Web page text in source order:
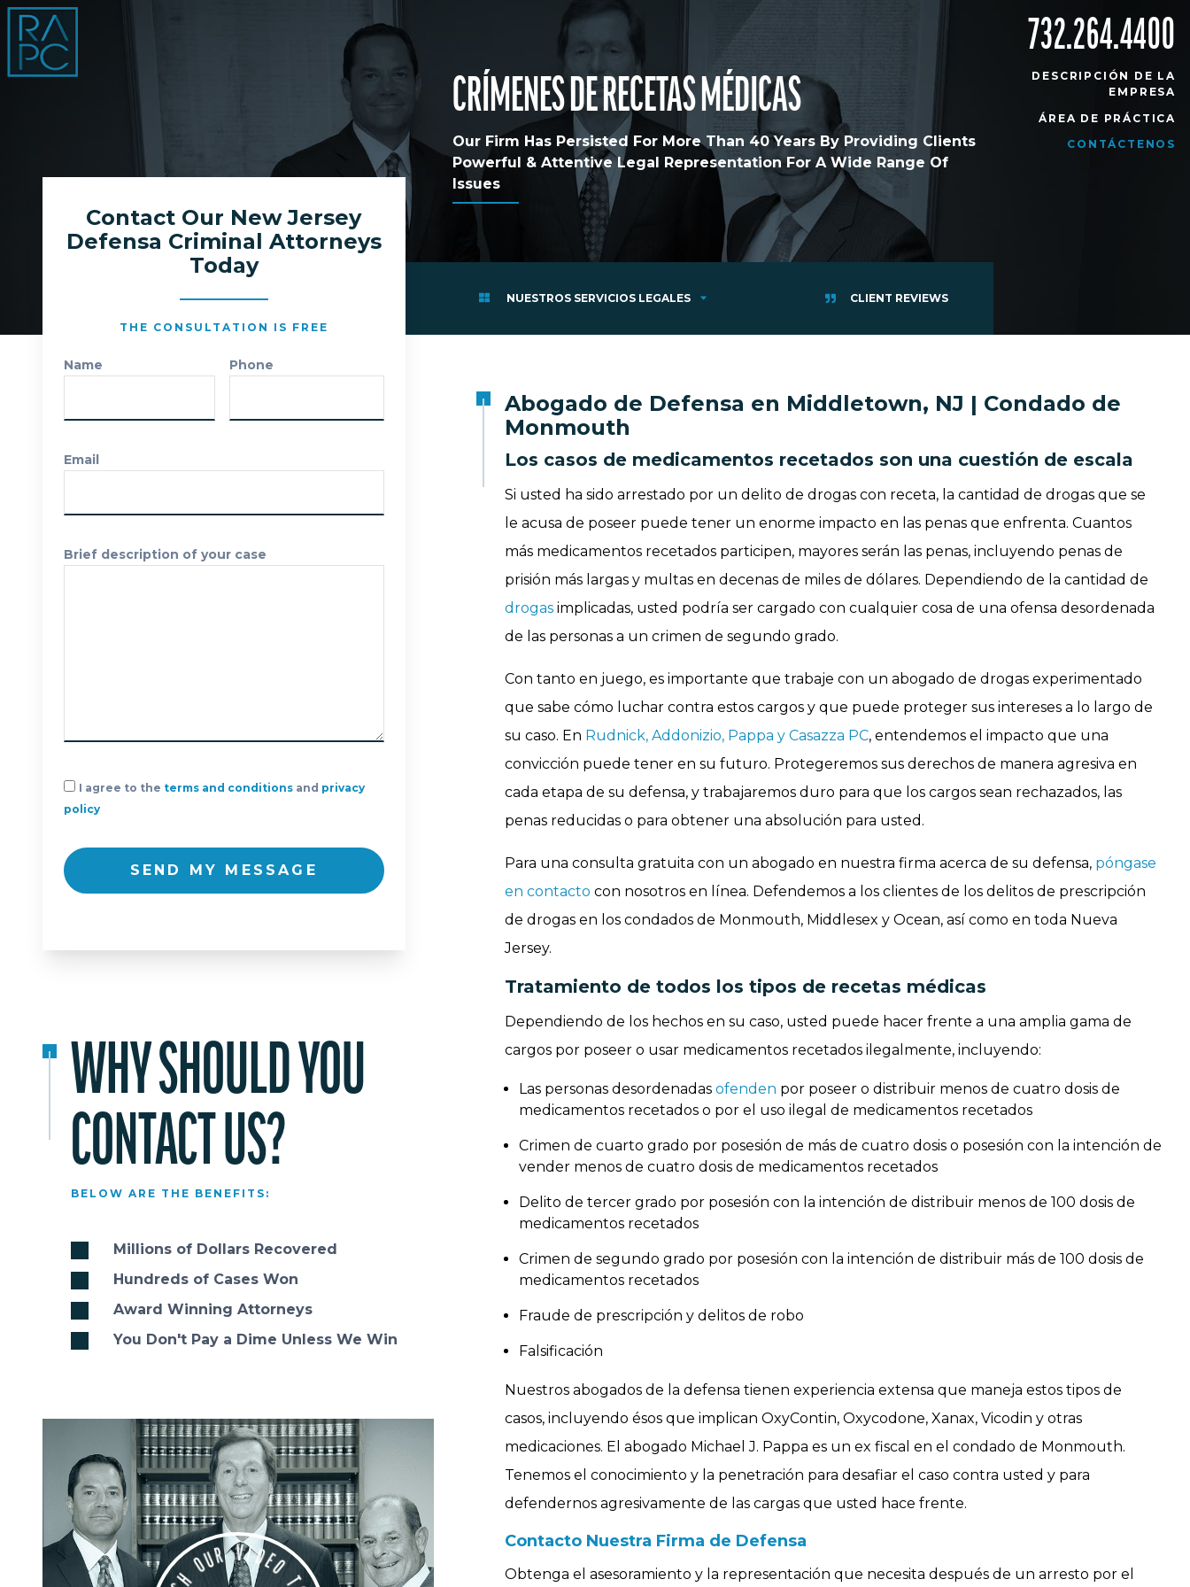
732.264.4400
DESCRIPCIÓN DE LA
EMPRESA
ÁREA DE PRÁCTICA
CONTÁCTENOS
EVALUATION
CRÍMENES DE RECETAS MÉDICAS
Our Firm Has Persisted For More Than 40 Years By Providing Clients
Powerful & Attentive Legal Representation For A Wide Range Of
Issues
NUESTROS SERVICIOS LEGALES CLIENT REVIEWS
Contact Our New Jersey
Defensa Criminal Attorneys
Today
THE CONSULTATION IS FREE
Name Phone
Email
Brief description of your case
I agree to the terms and conditions and privacy
policy
SEND MY MESSAGE
WHY SHOULD YOU
CONTACT US?
BELOW ARE THE BENEFITS:
Millions of Dollars Recovered
Hundreds of Cases Won
Award Winning Attorneys
You Don't Pay a Dime Unless We Win
OURVI DEOTO
Abogado de Defensa en Middletown, NJ | Condado de
Monmouth
Los casos de medicamentos recetados son una cuestión de escala
Si usted ha sido arrestado por un delito de drogas con receta, la cantidad de drogas que se
le acusa de poseer puede tener un enorme impacto en las penas que enfrenta. Cuantos
más medicamentos recetados participen, mayores serán las penas, incluyendo penas de
prisión más largas y multas en decenas de miles de dólares. Dependiendo de la cantidad de
drogasimplicadas, usted podría ser cargado con cualquier cosa de una ofensa desordenada
de las personas a un crimen de segundo grado.
Con tanto en juego, es importante que trabaje con un abogado de drogas experimentado
que sabe cómo luchar contra estos cargos y que puede proteger sus intereses a lo largo de
su caso. En Rudnick, Addonizio, Pappa y Casazza PC, entendemos el impacto que una
convicción puede tener en su futuro. Protegeremos sus derechos de manera agresiva en
cada etapa de su defensa, y trabajaremos duro para que los cargos sean rechazados, las
penas reducidas o para obtener una absolución para usted.
Para una consulta gratuita con un abogado en nuestra firma acerca de su defensa, póngase
en contacto con nosotros en línea. Defendemos a los clientes de los delitos de prescripción
de drogas en los condados de Monmouth, Middlesex y Ocean, así como en toda Nueva
Jersey.
Tratamiento de todos los tipos de recetas médicas
Dependiendo de los hechos en su caso, usted puede hacer frente a una amplia gama de
cargos por poseer o usar medicamentos recetados ilegalmente, incluyendo:
Las personas desordenadas ofenden por poseer o distribuir menos de cuatro dosis de
medicamentos recetados o por el uso ilegal de medicamentos recetados
Crimen de cuarto grado por posesión de más de cuatro dosis o posesión con la intención de
vender menos de cuatro dosis de medicamentos recetados
Delito de tercer grado por posesión con la intención de distribuir menos de 100 dosis de
medicamentos recetados
Crimen de segundo grado por posesión con la intención de distribuir más de 100 dosis de
medicamentos recetados
Fraude de prescripción y delitos de robo
Falsificación
Nuestros abogados de la defensa tienen experiencia extensa que maneja estos tipos de
casos, incluyendo ésos que implican OxyContin, Oxycodone, Xanax, Vicodin y otras
medicaciones. El abogado Michael J. Pappa es un ex fiscal en el condado de Monmouth.
Tenemos el conocimiento y la penetración para desafiar el caso contra usted y para
defendernos agresivamente de las cargas que usted hace frente.
Contacto Nuestra Firma de Defensa
Obtenga el asesoramiento y la representación que necesita después de un arresto por el